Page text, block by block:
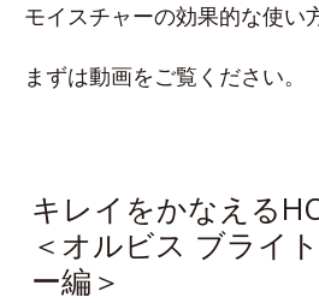
モイスチャーの効果的な使い
まずは動画をご覧ください。
キレイをかなえる
＜オルビス ブライ
ー編＞